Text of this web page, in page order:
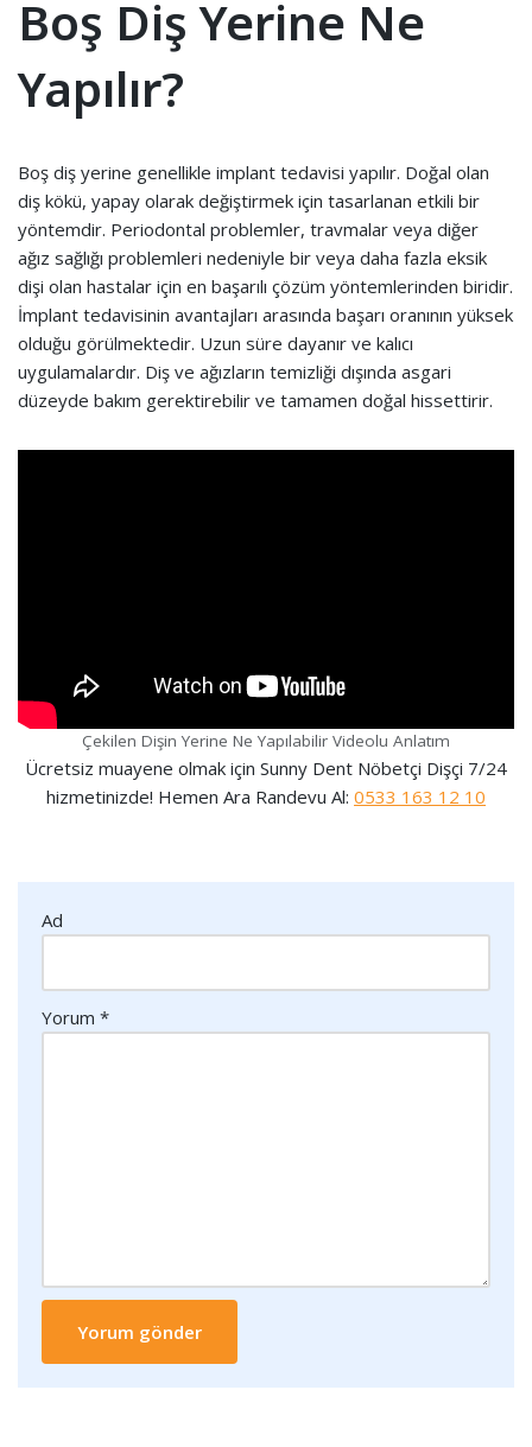
Boş Diş Yerine Ne
Yapılır?
Boş diş yerine genellikle implant tedavisi yapılır. Doğal olan
diş kökü, yapay olarak değiştirmek için tasarlanan etkili bir
yöntemdir. Periodontal problemler, travmalar veya diğer
ağız sağlığı problemleri nedeniyle bir veya daha fazla eksik
dişi olan hastalar için en başarılı çözüm yöntemlerinden biridir.
İmplant tedavisinin avantajları arasında başarı oranının yüksek
olduğu görülmektedir. Uzun süre dayanır ve kalıcı
uygulamalardır. Diş ve ağızların temizliği dışında asgari
düzeyde bakım gerektirebilir ve tamamen doğal hissettirir.
Çekilen Dişin Yerine Ne Yapılabilir Videolu Anlatım
Ücretsiz muayene olmak için Sunny Dent Nöbetçi Dişçi 7/24
hizmetinizde! Hemen Ara Randevu Al: 0533 163 12 10
Ad
Yorum *